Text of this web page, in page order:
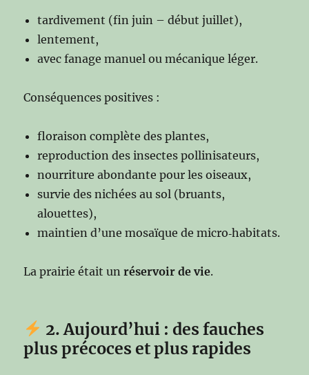
tardivement (fin juin – début juillet),
lentement,
avec fanage manuel ou mécanique léger.
Conséquences positives :
floraison complète des plantes,
reproduction des insectes pollinisateurs,
nourriture abondante pour les oiseaux,
survie des nichées au sol (bruants,
alouettes),
maintien d’une mosaïque de micro‑habitats.
La prairie était unréservoir de vie.
2. Aujourd’hui : des fauches
plus précoces et plus rapides